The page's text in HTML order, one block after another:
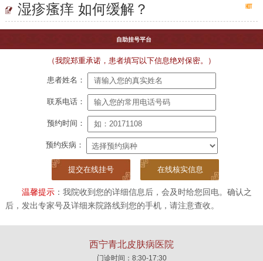
湿疹瘙痒 如何缓解？
自助挂号平台
（我院郑重承诺，患者填写以下信息绝对保密。）
患者姓名：
联系电话：
预约时间：
预约疾病：
在线核实信息
温馨提示：我院收到您的详细信息后，会及时给您回电。确认之
后，发出专家号及详细来院路线到您的手机，请注意查收。
西宁青北皮肤病医院
门诊时间：8:30-17:30